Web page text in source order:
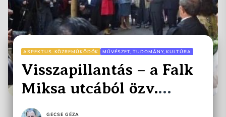
ASPEKTUS-KÖZREMŰKÖDŐK MŰVÉSZET, TUDOMÁNY, KULTÚRA
Visszapillantás – a Falk
Miksa utcából özv.
Horthy Istvánnéra
GECSE GÉZA